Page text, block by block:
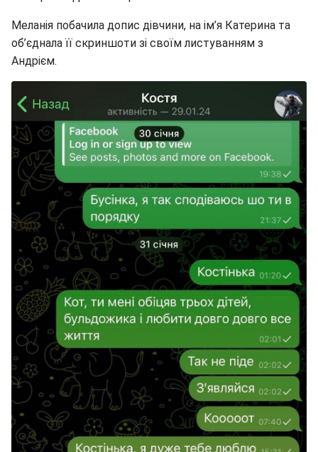
Меланія побачила допис дівчини, на ім’я Катерина та
об’єднала її скриншоти зі своїм листуванням з
Андрієм.